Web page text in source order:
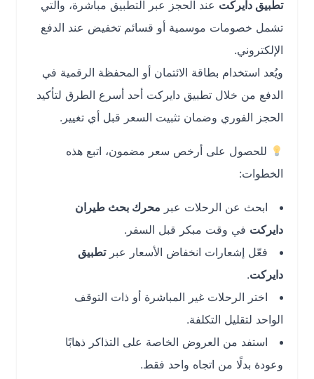
تطبيق دايركتعند الحجز عبر التطبيق مباشرة، والتي
تشمل خصومات موسمية أو قسائم تخفيض عند الدفع
الإلكتروني.
ويُعد استخدام بطاقة الائتمان أو المحفظة الرقمية في
الدفع من خلال تطبيق دايركت أحد أسرع الطرق لتأكيد
الحجز الفوري وضمان تثبيت السعر قبل أي تغيير.
للحصول على أرخص سعر مضمون، اتبع هذه
الخطوات:
ابحث عن الرحلات عبرمحرك بحث طيران
دايركتفي وقت مبكر قبل السفر.
فعّل إشعارات انخفاض الأسعار عبرتطبيق
دايركت.
اختر الرحلات غير المباشرة أو ذات التوقف
الواحد لتقليل التكلفة.
استفد من العروض الخاصة على التذاكر ذهابًا
وعودة بدلًا من اتجاه واحد فقط.